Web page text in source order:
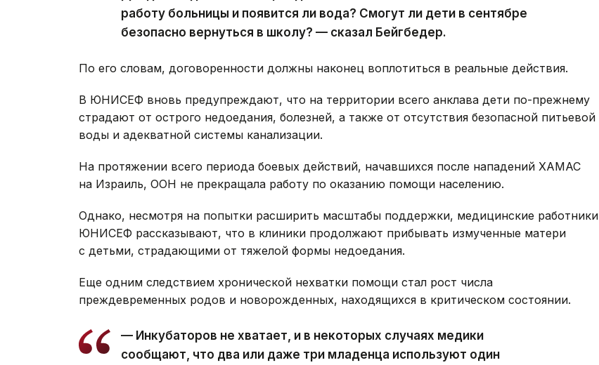
работу больницы и появится ли вода? Смогут ли дети в сентябре
безопасно вернуться в школу? — сказал Бейгбедер.
По его словам, договоренности должны наконец воплотиться в реальные действия.
В ЮНИСЕФ вновь предупреждают, что на территории всего анклава дети по-прежнему
страдают от острого недоедания, болезней, а также от отсутствия безопасной питьевой
воды и адекватной системы канализации.
На протяжении всего периода боевых действий, начавшихся после нападений ХАМАС
на Израиль, ООН не прекращала работу по оказанию помощи населению.
Однако, несмотря на попытки расширить масштабы поддержки, медицинские работники
ЮНИСЕФ рассказывают, что в клиники продолжают прибывать измученные матери
с детьми, страдающими от тяжелой формы недоедания.
Еще одним следствием хронической нехватки помощи стал рост числа
преждевременных родов и новорожденных, находящихся в критическом состоянии.
— Инкубаторов не хватает, и в некоторых случаях медики
сообщают, что два или даже три младенца используют один